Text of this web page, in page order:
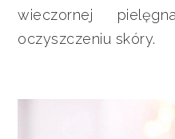
wieczornej
oczyszczeniu skóry.